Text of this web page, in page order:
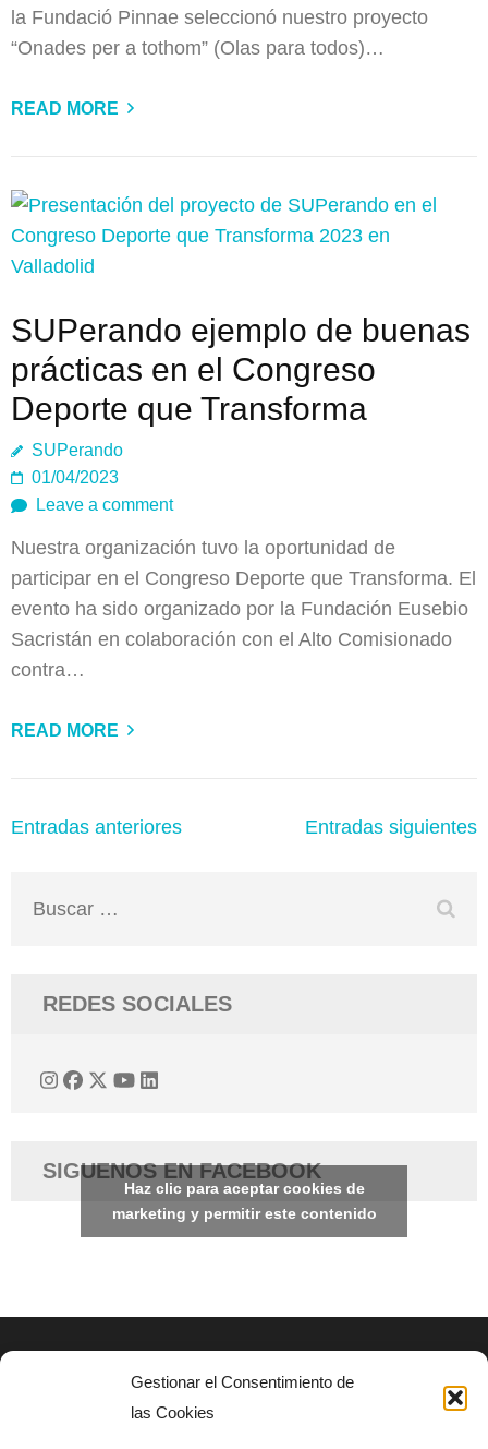
Gestionar el Consentimiento de
las Cookies
la Fundació Pinnae seleccionó nuestro proyecto
“Onades per a tothom” (Olas para todos)…
READ MORE
SUPerando ejemplo de buenas
prácticas en el Congreso
Deporte que Transforma
SUPerando
01/04/2023
Leave a comment
Nuestra organización tuvo la oportunidad de
participar en el Congreso Deporte que Transforma. El
evento ha sido organizado por la Fundación Eusebio
Sacristán en colaboración con el Alto Comisionado
contra…
READ MORE
Navegación
Entradas anteriores Entradas siguientes
Buscar:
REDES SOCIALES
SIGUENOS EN FACEBOOK
Haz clic para aceptar cookies de
marketing y permitir este contenido
AVISO LEGAL